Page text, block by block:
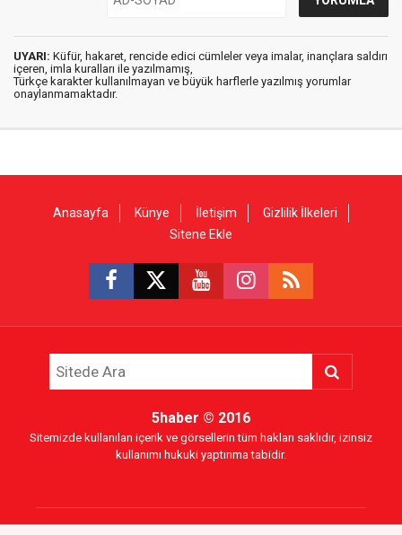
UYARI: Küfür, hakaret, rencide edici cümleler veya imalar, inançlara saldırı
içeren, imla kuralları ile yazılmamış,
Türkçe karakter kullanılmayan ve büyük harflerle yazılmış yorumlar
onaylanmamaktadır.
Anasayfa Künye İletişim
Gizlilik İlkeleri
Sitene Ekle
5haber © 2016
Sitemizde kullanılan içerik ve görsellerin tüm hakları saklıdır, izinsiz
kullanımı hukuki yaptırıma tabidir.